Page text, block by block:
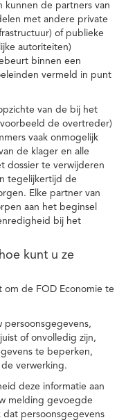
kunnen de partners van
met andere private
of publieke
autoriteiten)
binnen een
vermeld in punt
van de bij het
de overtreder)
vaak onmogelijk
de klager en alle
dossier te verwijderen
tegelijkertijd de
Elke partner van
aan het beginsel
bij het
kunt u ze
de FOD Economie te
of onvolledig zijn,
te beperken,
verwerking.
deze informatie aan
melding gevoegde
persoonsgegevens